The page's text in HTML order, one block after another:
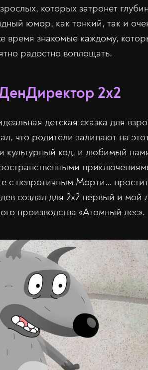
которых затронет
юмор, как тонкий, так и
время знакомые каждому,
радостно воплощать.
2х2
детская сказка для
что родители залипают на
культурный код, и любимый
с невротичным Морти…
создал для 2х2 первый и
производства «Атомный лес».